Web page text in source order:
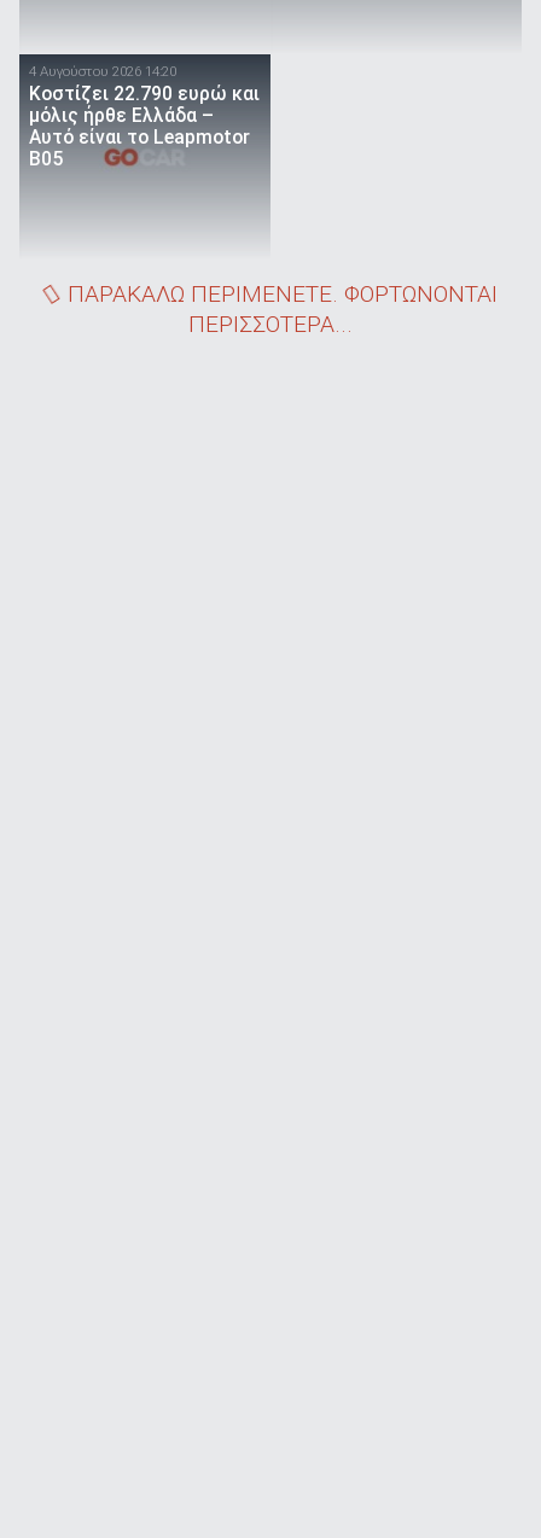
4 Αυγούστου 2026 14:20
Κοστίζει 22.790 ευρώ και
μόλις ήρθε Ελλάδα –
Αυτό είναι το Leapmotor
B05
ΠΑΡΑΚΑΛΩ ΠΕΡΙΜΕΝΕΤΕ. ΦΟΡΤΩΝΟΝΤΑΙ
ΠΕΡΙΣΣΟΤΕΡΑ...